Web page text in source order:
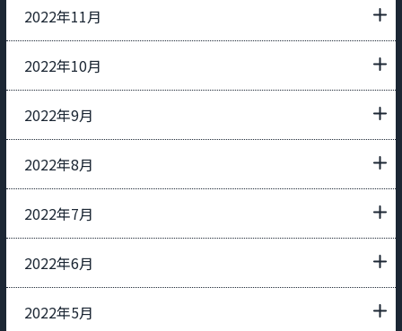
2022年11月
2022年10月
2022年9月
2022年8月
2022年7月
2022年6月
2022年5月